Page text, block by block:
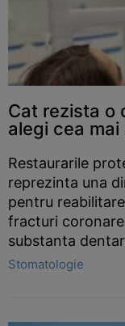
Cat rezista o
alegi cea
Restaurarile
reprezinta una
pentru
fracturi
substanta
Stomatologie